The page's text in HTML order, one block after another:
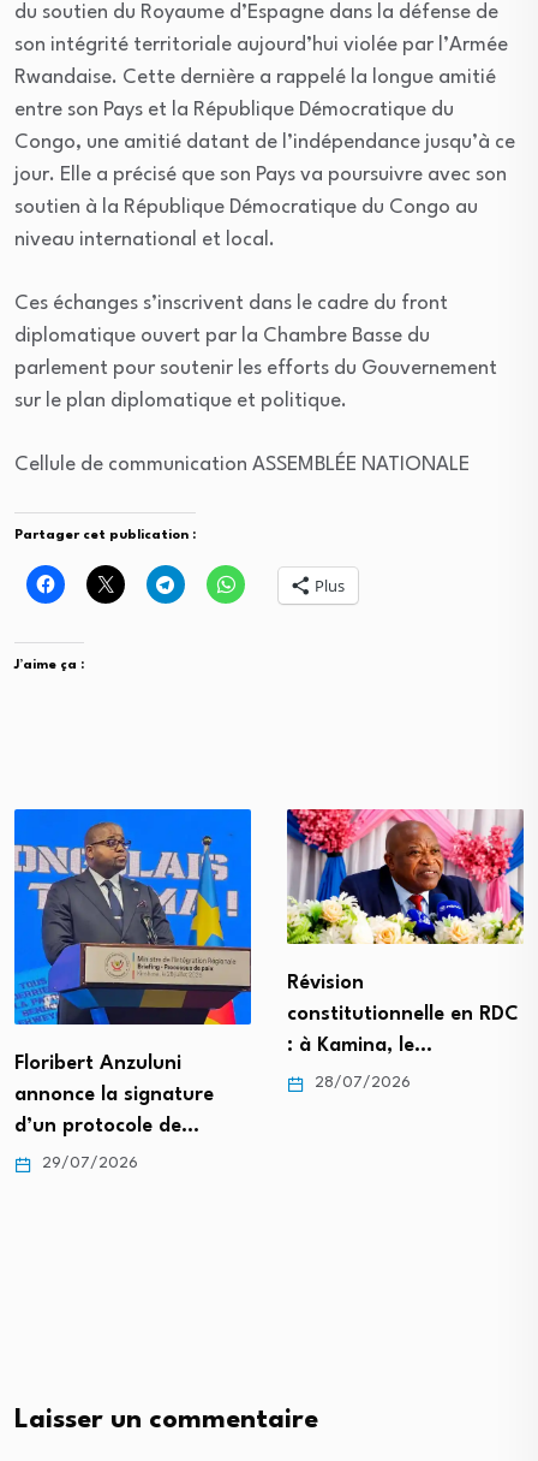
du soutien du Royaume d’Espagne dans la défense de
son intégrité territoriale aujourd’hui violée par l’Armée
Rwandaise. Cette dernière a rappelé la longue amitié
entre son Pays et la République Démocratique du
Congo, une amitié datant de l’indépendance jusqu’à ce
jour. Elle a précisé que son Pays va poursuivre avec son
soutien à la République Démocratique du Congo au
niveau international et local.
Ces échanges s’inscrivent dans le cadre du front
diplomatique ouvert par la Chambre Basse du
parlement pour soutenir les efforts du Gouvernement
sur le plan diplomatique et politique.
Cellule de communication ASSEMBLÉE NATIONALE
Partager cet publication :
Plus
J’aime ça :
Floribert Anzuluni
annonce la signature
d’un protocole de…
29/07/2026
Révision
constitutionnelle en RDC
: à Kamina, le…
28/07/2026
Laisser un commentaire